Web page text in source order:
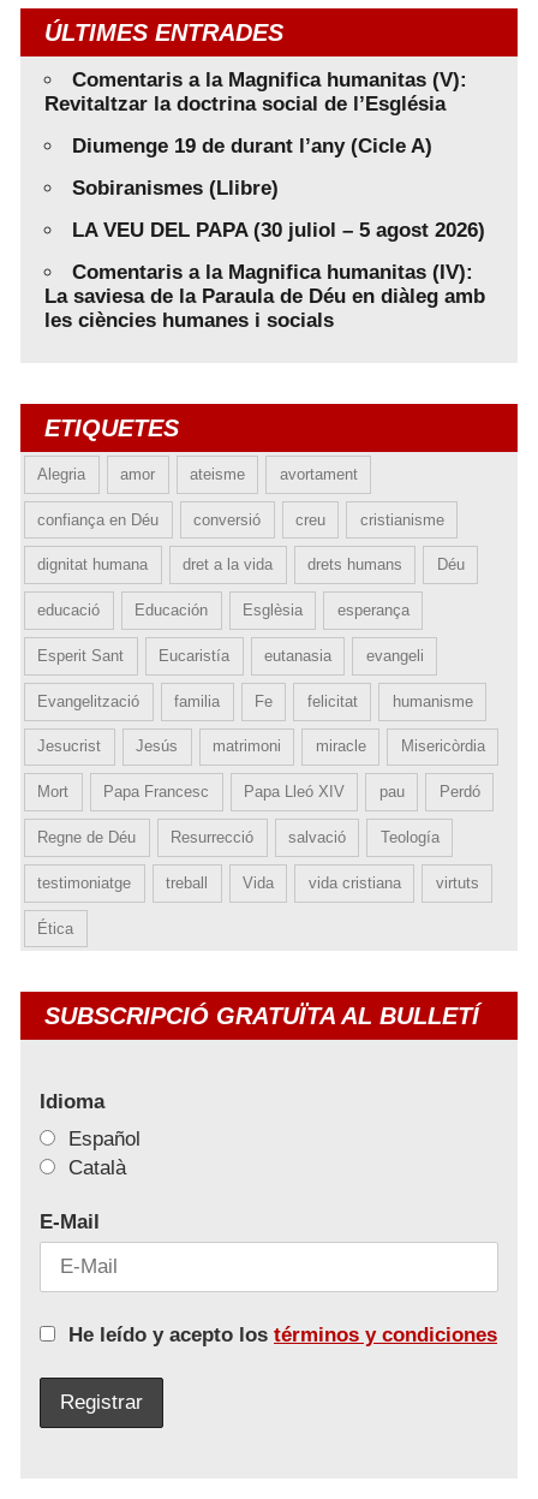
ÚLTIMES ENTRADES
Comentaris a la Magnifica humanitas (V):
Revitaltzar la doctrina social de l’Església
Diumenge 19 de durant l’any (Cicle A)
Sobiranismes (Llibre)
LA VEU DEL PAPA (30 juliol – 5 agost 2026)
Comentaris a la Magnifica humanitas (IV):
La saviesa de la Paraula de Déu en diàleg amb
les ciències humanes i socials
ETIQUETES
Alegria amor ateisme avortament
confiança en Déu conversió creu cristianisme
dignitat humana dret a la vida drets humans Déu
educació Educación Esglèsia esperança
Esperit Sant Eucaristía eutanasia evangeli
Evangelització familia Fe felicitat humanisme
Jesucrist Jesús matrimoni miracle Misericòrdia
Mort Papa Francesc Papa Lleó XIV pau Perdó
Regne de Déu Resurrecció salvació Teología
testimoniatge treball Vida vida cristiana virtuts
Ética
SUBSCRIPCIÓ GRATUÏTA AL BULLETÍ
Idioma
Español
Català
E-Mail
He leído y acepto los términos y condiciones